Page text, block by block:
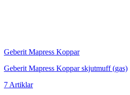
Geberit Mapress Koppar
Geberit Mapress Koppar skjutmuff (gas)
7 Artiklar